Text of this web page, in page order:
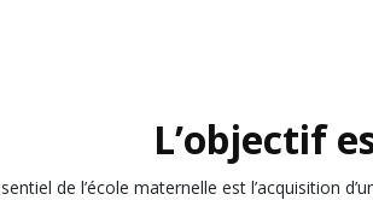
L’objectif
de l’école maternelle est l’acquisition